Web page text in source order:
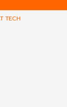
TECH